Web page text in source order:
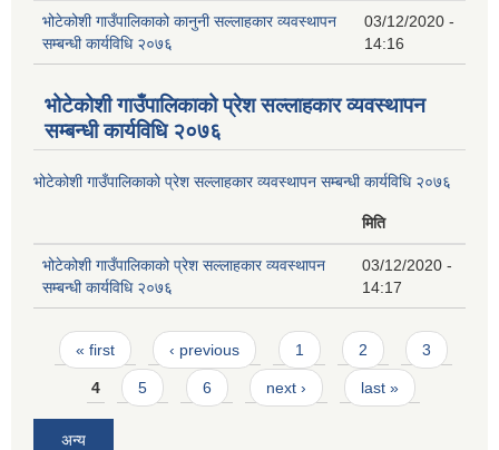
भोटेकोशी गाउँपालिकाको कानुनी सल्लाहकार व्यवस्थापन
सम्बन्धी कार्यविधि २०७६
03/12/2020 -
14:16
भोटेकोशी गाउँपालिकाको प्रेश सल्लाहकार व्यवस्थापन
सम्बन्धी कार्यविधि २०७६
भोटेकोशी गाउँपालिकाको प्रेश सल्लाहकार व्यवस्थापन सम्बन्धी कार्यविधि २०७६
मिति
भोटेकोशी गाउँपालिकाको प्रेश सल्लाहकार व्यवस्थापन
सम्बन्धी कार्यविधि २०७६
03/12/2020 -
14:17
Pages
« first ‹ previous 1 2 3
4 5 6 next › last »
अन्य